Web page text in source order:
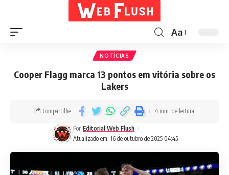
Aa
NOTÍCIAS
Cooper Flagg marca 13 pontos em vitória sobre os
Lakers
Atualizado em: 16 de outubro de 2025 04:45
Por Editorial Web Flush
Compartilhe 4 min. de leitura